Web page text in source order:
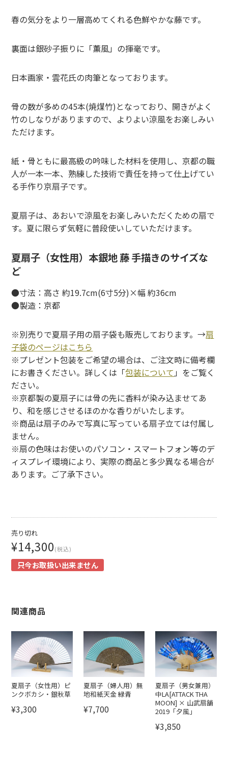
春の気分をより一層高めてくれる色鮮やかな藤です。
裏面は銀砂子振りに「薫風」の揮毫です。
日本画家・雲花氏の肉筆となっております。
骨の数が多めの45本(焼煤竹)となっており、開きがよく
竹のしなりがありますので、よりよい涼風をお楽しみい
ただけます。
紙・骨ともに最高級の吟味した材料を使用し、京都の職
人が一本一本、熟練した技術で責任を持って仕上げてい
る手作り京扇子です。
夏扇子は、あおいで涼風をお楽しみいただくための扇で
す。夏に限らず気軽に普段使いしていただけます。
夏扇子（女性用）本銀地 藤 手描きのサイズな
ど
●寸法：高さ 約19.7cm(6寸5分)×幅 約36cm
●製造：京都
※別売りで夏扇子用の扇子袋も販売しております。→扇
子袋のページはこちら
※プレゼント包装をご希望の場合は、ご注文時に備考欄
にお書きください。詳しくは「包装について 」をご覧く
ださい。
※京都製の夏扇子には骨の先に香料が染み込ませてあ
り、和を感じさせるほのかな香りがいたします。
※商品は扇子のみで写真に写っている扇子立ては付属し
ません。
※扇の色味はお使いのパソコン・スマートフォン等のデ
ィスプレイ環境により、実際の商品と多少異なる場合が
あります。ご了承下さい。
売り切れ
¥14,300(税込)
只今お取扱い出来ません
関連商品
夏扇子（女性用）ピ
ンクボカシ・銀秋草
¥3,300
夏扇子（婦人用）無
地和紙天金 緑青
¥7,700
夏扇子（男女兼用）
中LA[ATTACK THA
MOON] × 山武扇舗
2019「夕風」
¥3,850